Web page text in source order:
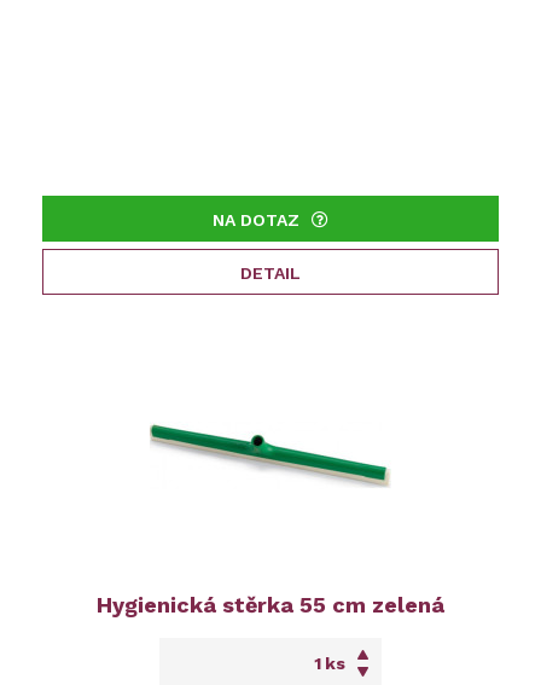
NA DOTAZ
DETAIL
Hygienická stěrka 55 cm zelená
ks